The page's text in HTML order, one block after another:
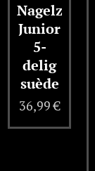
Nagelzak
Junior
5-
delig
suède
36,99€